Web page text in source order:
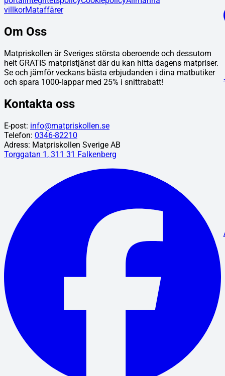
villkorMataffärer
Om Oss
Matpriskollen är Sveriges största oberoende och dessutom
helt GRATIS matpristjänst där du kan hitta dagens matpriser.
Se och jämför veckans bästa erbjudanden i dina matbutiker
och spara 1000-lappar med 25% i snittrabatt!
Kontakta oss
E-post: info@matpriskollen.se
Telefon: 0346-82210
Adress: Matpriskollen Sverige AB
Torggatan 1, 311 31 Falkenberg